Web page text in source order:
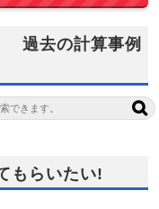
過去の計算事例
もらいたい!